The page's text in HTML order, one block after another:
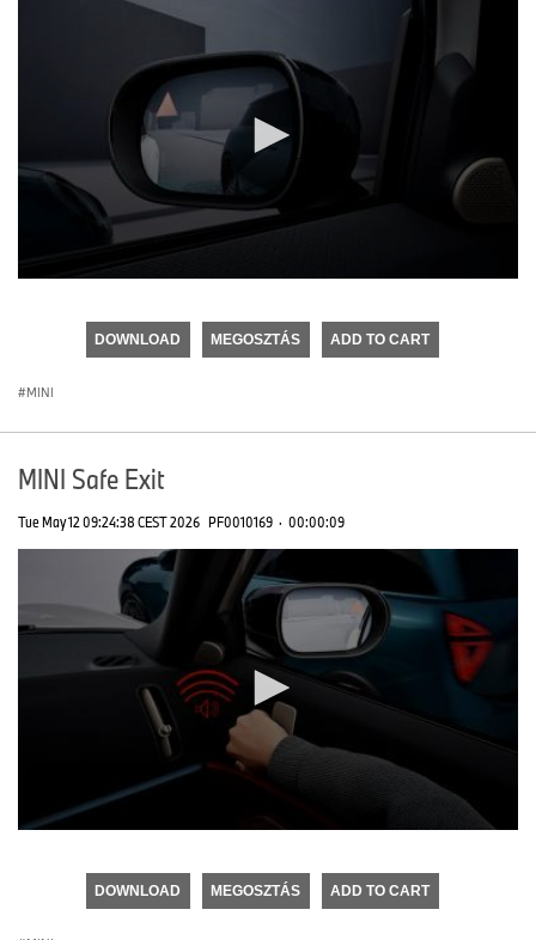
seconds
DOWNLOAD MEGOSZTÁS ADD TO CART
MINI
MINI Safe Exit
Tue May 12 09:24:38 CEST 2026 PF0010169 · 00:00:09
seconds
DOWNLOAD MEGOSZTÁS ADD TO CART